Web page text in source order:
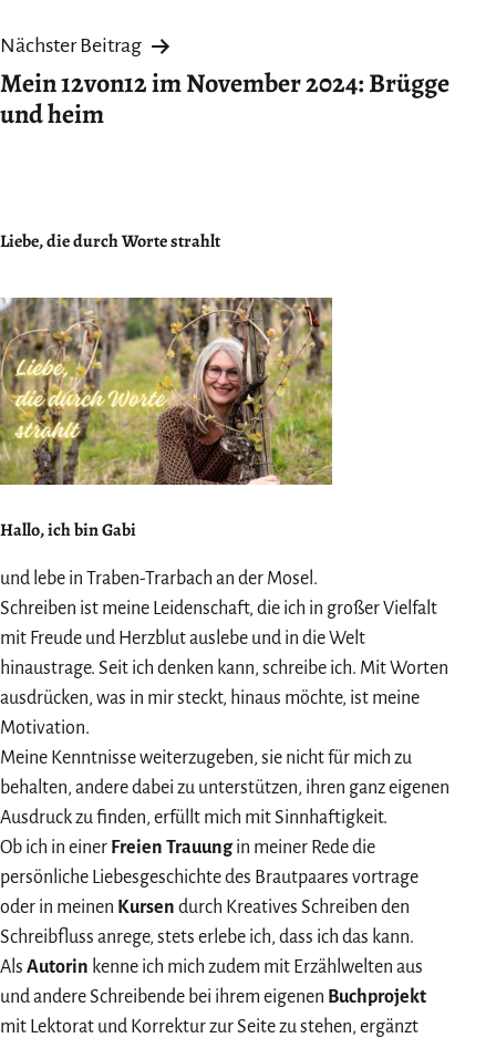
Nächster Beitrag
Mein 12von12 im November 2024: Brügge
und heim
Liebe, die durch Worte strahlt
Hallo, ich bin Gabi
und lebe in Traben-Trarbach an der Mosel.
Schreiben ist meine Leidenschaft, die ich in großer Vielfalt
mit Freude und Herzblut auslebe und in die Welt
hinaustrage. Seit ich denken kann, schreibe ich. Mit Worten
ausdrücken, was in mir steckt, hinaus möchte, ist meine
Motivation.
Meine Kenntnisse weiterzugeben, sie nicht für mich zu
behalten, andere dabei zu unterstützen, ihren ganz eigenen
Ausdruck zu finden, erfüllt mich mit Sinnhaftigkeit.
Ob ich in einer Freien Trauungin meiner Rede die
persönliche Liebesgeschichte des Brautpaares vortrage
oder in meinen Kursen durch Kreatives Schreiben den
Schreibfluss anrege, stets erlebe ich, dass ich das kann.
Als Autorin kenne ich mich zudem mit Erzählwelten aus
und andere Schreibende bei ihrem eigenen Buchprojekt
mit Lektorat und Korrektur zur Seite zu stehen, ergänzt